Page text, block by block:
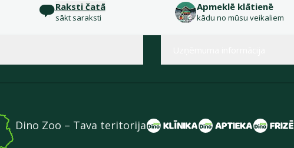
Raksti čatā
sākt saraksti
Apmeklē klātienē
kādu no mūsu veikaliem
Dino Zoo – Tava teritorija